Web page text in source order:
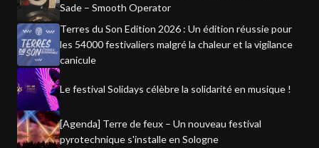
Sade – Smooth Operator
Terres du Son Edition 2026 : Un édition réussie pour
les 54000 festivaliers malgré la chaleur et la vigilance
canicule
Le festival Solidays célèbre la solidarité en musique !
[Agenda] Terre de feux – Un nouveau festival
pyrotechnique s'installe en Sologne